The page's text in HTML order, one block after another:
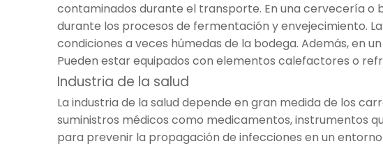
contaminados durante el transporte. En una cervecería o
durante los procesos de fermentación y envejecimiento.
condiciones a veces húmedas de la bodega. Además, en
Pueden estar equipados con elementos calefactores o
Industria de la salud
La industria de la salud depende en gran medida de los
suministros médicos como medicamentos, instrumentos
para prevenir la propagación de infecciones en un